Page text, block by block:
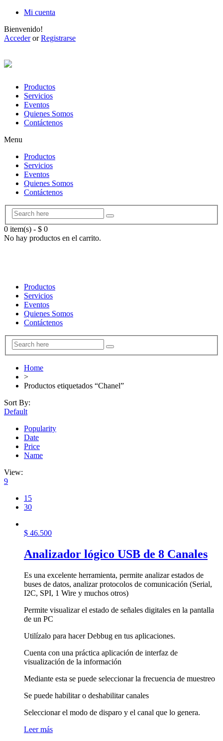
Mi cuenta
Bienvenido!
AccederorRegistrarse
Productos
Servicios
Eventos
Quienes Somos
Contáctenos
Menu
Productos
Servicios
Eventos
Quienes Somos
Contáctenos
0 item(s) - $ 0
No hay productos en el carrito.
Productos
Servicios
Eventos
Quienes Somos
Contáctenos
Home
>
Productos etiquetados “Chanel”
Sort By:
Default
Popularity
Date
Price
Name
View:
9
15
30
$ 46.500
Analizador lógico USB de 8 Canales
Es una excelente herramienta, permite analizar estados de
buses de datos, analizar protocolos de comunicación (Serial,
I2C, SPI, 1 Wire y muchos otros)
Permite visualizar el estado de señales digitales en la pantalla
de un PC
Utilízalo para hacer Debbug en tus aplicaciones.
Cuenta con una práctica aplicación de interfaz de
visualización de la información
Mediante esta se puede seleccionar la frecuencia de muestreo
Se puede habilitar o deshabilitar canales
Seleccionar el modo de disparo y el canal que lo genera.
Leer más